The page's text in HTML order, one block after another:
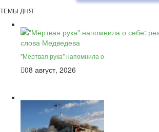
ТЕМЫ ДНЯ
"Мёртвая рука" напомнила о
08 август, 2026